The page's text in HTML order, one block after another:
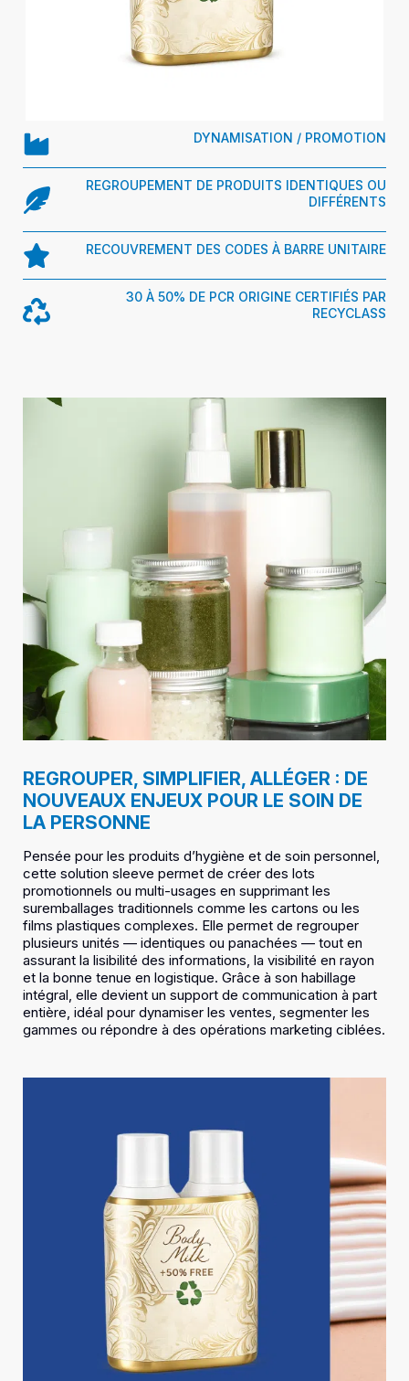
DYNAMISATION / PROMOTION
REGROUPEMENT DE PRODUITS IDENTIQUES OU
DIFFÉRENTS
RECOUVREMENT DES CODES À BARRE UNITAIRE
30 À 50% DE PCR ORIGINE CERTIFIÉS PAR
RECYCLASS
REGROUPER, SIMPLIFIER, ALLÉGER : DE
NOUVEAUX ENJEUX POUR LE SOIN DE
LA PERSONNE
Pensée pour les produits d’hygiène et de soin personnel,
cette solution sleeve permet de créer des lots
promotionnels ou multi-usages en supprimant les
suremballages traditionnels comme les cartons ou les
films plastiques complexes. Elle permet de regrouper
plusieurs unités — identiques ou panachées — tout en
assurant la lisibilité des informations, la visibilité en rayon
et la bonne tenue en logistique. Grâce à son habillage
intégral, elle devient un support de communication à part
entière, idéal pour dynamiser les ventes, segmenter les
gammes ou répondre à des opérations marketing ciblées.